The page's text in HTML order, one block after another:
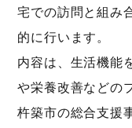
宅での訪問と組み
的に行います。
内容は、生活機能
や栄養改善などの
杵築市の総合支援